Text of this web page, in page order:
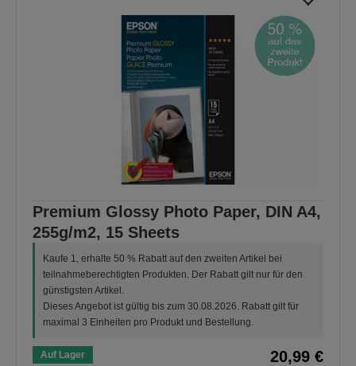
Premium Glossy Photo Paper, DIN A4,
255g/m2, 15 Sheets
Kaufe 1, erhalte 50 % Rabatt auf den zweiten Artikel bei
teilnahmeberechtigten Produkten. Der Rabatt gilt nur für den
günstigsten Artikel.
Dieses Angebot ist gültig bis zum 30.08.2026. Rabatt gilt für
maximal 3 Einheiten pro Produkt und Bestellung.
Auf Lager 20,99 €